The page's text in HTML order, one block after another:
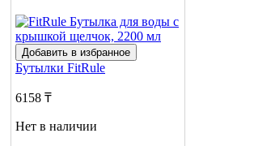
Добавить в избранное
Бутылки FitRule
6158 ₸
Нет в наличии